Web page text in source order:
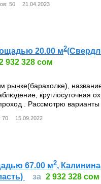
50 21.04.2023
20.00 м2
932 328 сом
рынке(барахолке),
круглосуточная
. Рассмотрю
70 15.09.2022
67.00 м2,
за 2 932 328 сом